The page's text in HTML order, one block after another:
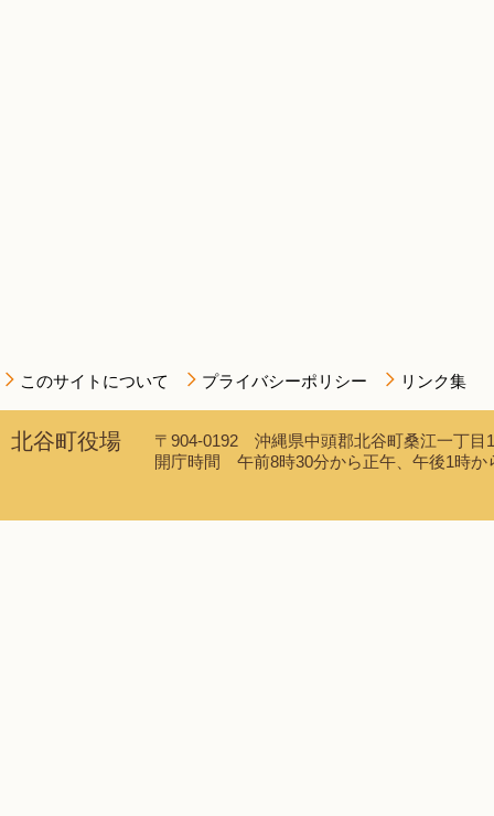
このサイトについて プライバシーポリシー リンク集
北谷町役場
〒904-0192 沖縄県中頭郡北谷町桑江一丁
開庁時間 午前8時30分から正午、午後1時か